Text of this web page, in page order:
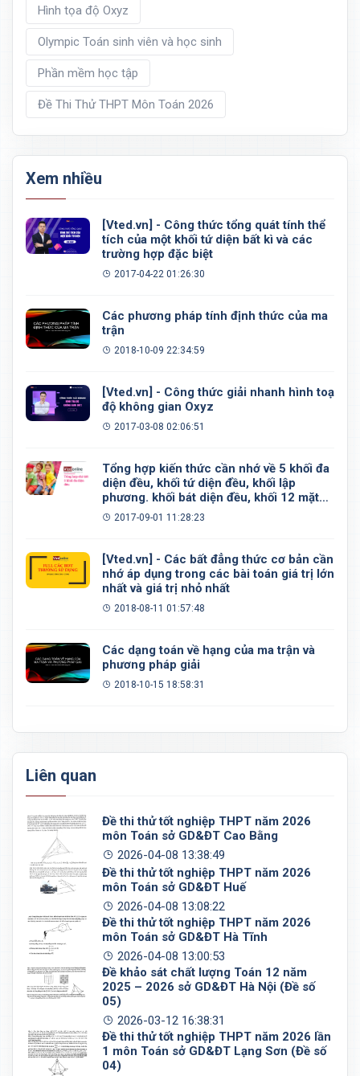
Hình tọa độ Oxyz
Olympic Toán sinh viên và học sinh
Phần mềm học tập
Đề Thi Thử THPT Môn Toán 2026
Xem nhiều
[Vted.vn] - Công thức tổng quát tính thể
tích của một khối tứ diện bất kì và các
trường hợp đặc biệt
2017-04-22 01:26:30
Các phương pháp tính định thức của ma
trận
2018-10-09 22:34:59
[Vted.vn] - Công thức giải nhanh hình toạ
độ không gian Oxyz
2017-03-08 02:06:51
Tổng hợp kiến thức cần nhớ về 5 khối đa
diện đều, khối tứ diện đều, khối lập
phương. khối bát diện đều, khối 12 mặt
đều, khối 20 mặt đều
2017-09-01 11:28:23
[Vted.vn] - Các bất đẳng thức cơ bản cần
nhớ áp dụng trong các bài toán giá trị lớn
nhất và giá trị nhỏ nhất
2018-08-11 01:57:48
Các dạng toán về hạng của ma trận và
phương pháp giải
2018-10-15 18:58:31
Liên quan
Đề thi thử tốt nghiệp THPT năm 2026
môn Toán sở GD&ĐT Cao Bằng
2026-04-08 13:38:49
Đề thi thử tốt nghiệp THPT năm 2026
môn Toán sở GD&ĐT Huế
2026-04-08 13:08:22
Đề thi thử tốt nghiệp THPT năm 2026
môn Toán sở GD&ĐT Hà Tĩnh
2026-04-08 13:00:53
Đề khảo sát chất lượng Toán 12 năm
2025 – 2026 sở GD&ĐT Hà Nội (Đề số
05)
2026-03-12 16:38:31
Đề thi thử tốt nghiệp THPT năm 2026 lần
1 môn Toán sở GD&ĐT Lạng Sơn (Đề số
04)